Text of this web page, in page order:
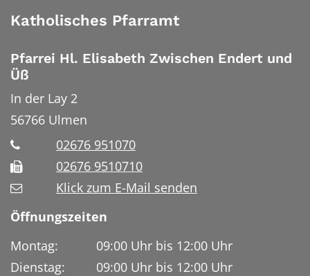
Katholisches Pfarramt
Pfarrei Hl. Elisabeth Zwischen Endert und
Üß
In der Lay 2
56766 Ulmen
02676 951070
02676 9510710
Klick zum E-Mail senden
Öffnungszeiten
Montag: 09:00 Uhr bis 12:00 Uhr
Dienstag: 09:00 Uhr bis 12:00 Uhr